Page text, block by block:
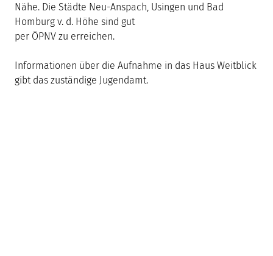
Nähe. Die Städte Neu-Anspach, Usingen und Bad
Homburg v. d. Höhe sind gut
per ÖPNV zu erreichen.
Informationen über die Aufnahme in das Haus Weitblick
gibt das zuständige Jugendamt.